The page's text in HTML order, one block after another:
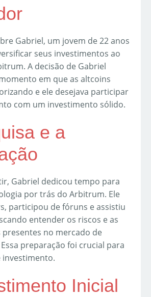
Gabriel, um jovem de 22 anos
seus investimentos ao
A decisão de Gabriel
em que as altcoins
e ele desejava participar
com um investimento sólido.
e a
Gabriel dedicou tempo para
por trás do Arbitrum. Ele
participou de fóruns e assistiu
entender os riscos e as
no mercado de
preparação foi crucial para
investimento.
Inicial